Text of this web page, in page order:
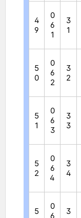
4
9
0
6
1
3
1
5
0
0
6
2
3
2
5
1
0
6
3
3
3
5
2
0
6
4
3
4
5
0
6
3